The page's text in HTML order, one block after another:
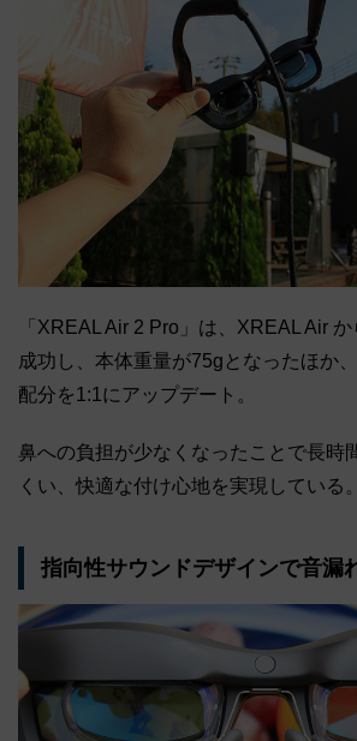
「XREAL Air 2 Pro」は、XREAL Air
成功し、本体重量が75gとなったほか
配分を1:1にアップデート。
鼻への負担が少なくなったことで長時
くい、快適な付け心地を実現している。
指向性サウンドデザインで音漏